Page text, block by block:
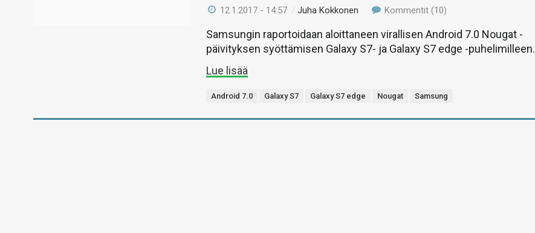
12.1.2017 - 14:57 /Juha Kokkonen Kommentit (10)
Samsungin raportoidaan aloittaneen virallisen Android 7.0 Nougat -
päivityksen syöttämisen Galaxy S7- ja Galaxy S7 edge -puhelimilleen.
Lue lisää
Android 7.0 Galaxy S7 Galaxy S7 edge Nougat Samsung